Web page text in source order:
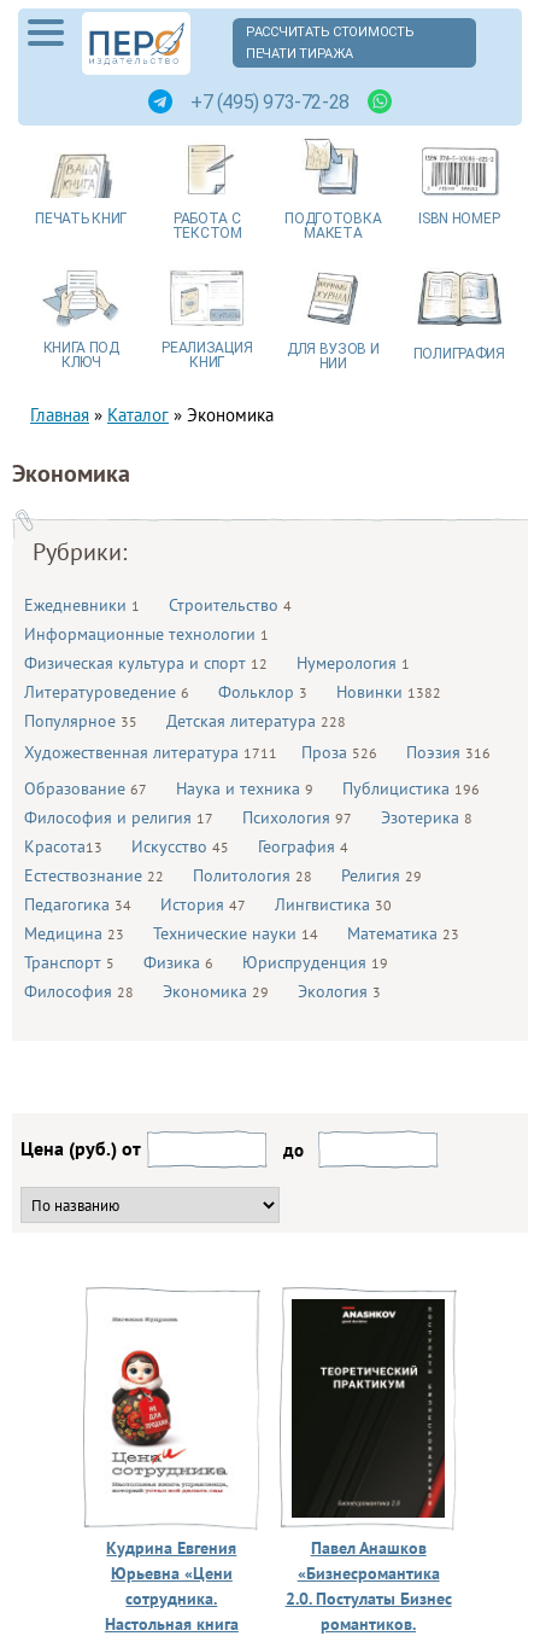
РАССЧИТАТЬ СТОИМОСТЬ
ПЕЧАТИ ТИРАЖА
+7 (495) 973-72-28
ПЕЧАТЬ КНИГ РАБОТА С
ТЕКСТОМ
ПОДГОТОВКА
МАКЕТА
ISBN НОМЕР
КНИГА ПОД
КЛЮЧ
РЕАЛИЗАЦИЯ
КНИГ
ДЛЯ ВУЗОВ И
НИИ
ПОЛИГРАФИЯ
Главная » Каталог » Экономика
Экономика
Рубрики:
Ежедневники 1 Строительство 4
Информационные технологии 1
Физическая культура и спорт 12 Нумерология 1
Литературоведение 6 Фольклор 3 Новинки 1382
Популярное 35 Детская литература 228
Художественная литература 1711 Проза 526 Поэзия 316
Образование 67 Наука и техника 9 Публицистика 196
Философия и религия 17 Психология 97 Эзотерика 8
Красота13 Искусство 45 География 4
Естествознание 22 Политология 28 Религия 29
Педагогика 34 История 47 Лингвистика 30
Медицина 23 Технические науки 14 Математика 23
Транспорт 5 Физика 6 Юриспруденция 19
Философия 28 Экономика 29 Экология 3
Цена (руб.) от до
Кудрина Евгения
Юрьевна «Цени
сотрудника.
Настольная книга
Павел Анашков
«Бизнесромантика
2.0. Постулаты Бизнес
романтиков.